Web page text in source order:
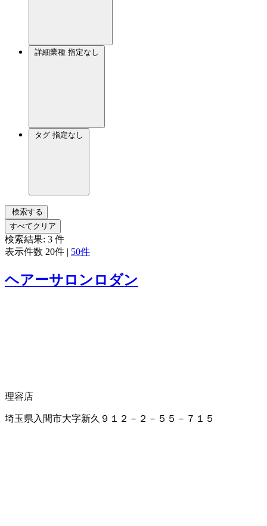
詳細業種 指定なし
タグ 指定なし
検索する
すべてクリア
検索結果: 3 件
表示件数 20件 | 50件
ヘアーサロンロダン
理容店
埼玉県入間市大字新久９１２－２－５５－７１５